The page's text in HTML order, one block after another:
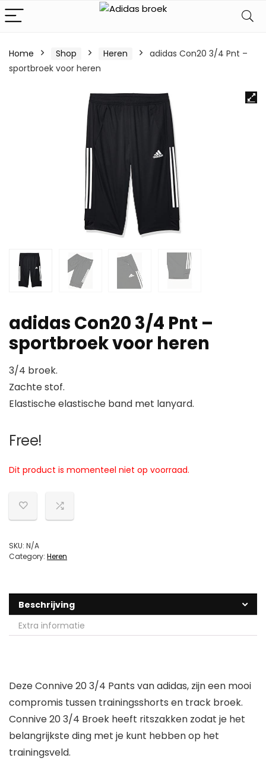
Home Shop Heren
adidas Con20 3/4 Pnt –
sportbroek voor heren
adidas Con20 3/4 Pnt –
sportbroek voor heren
3/4 broek.
Zachte stof.
Elastische elastische band met lanyard.
Free!
Dit product is momenteel niet op voorraad.
SKU: N/A
Category: Heren
Beschrijving
Extra informatie
Deze Connive 20 3/4 Pants van adidas, zijn een mooi
compromis tussen trainingsshorts en track broek.
Connive 20 3/4 Broek heeft ritszakken zodat je het
belangrijkste ding met je kunt hebben op het
trainingsveld.